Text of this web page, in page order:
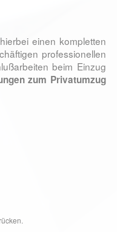
einen kompletten
professionellen
beim Einzug
zum Privatumzug